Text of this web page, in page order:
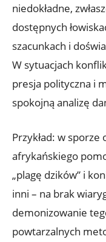
niedokładne,
dostępnych
szacunkach i
W sytuacjach
presja polityczna i
spokojną analizę
Przykład: w
afrykańskiego
„plagę dzików” i
inni – na brak
demonizowanie
powtarzalnych